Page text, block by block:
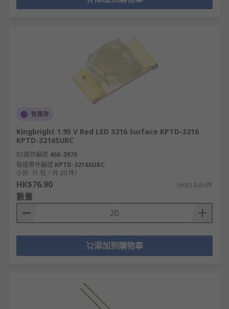
有庫存
Kingbright 1.95 V Red LED 3216 Surface KPTD-3216
KPTD-3216SURC
RS庫存編號 466-3970
製造零件編號 KPTD-3216SURC
小計（1 包，共 20 件）
HK$76.90 HK$3.845/件
數量
添加到購物車